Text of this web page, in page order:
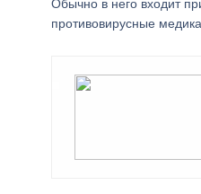
Обычно в него входит
противовирусные